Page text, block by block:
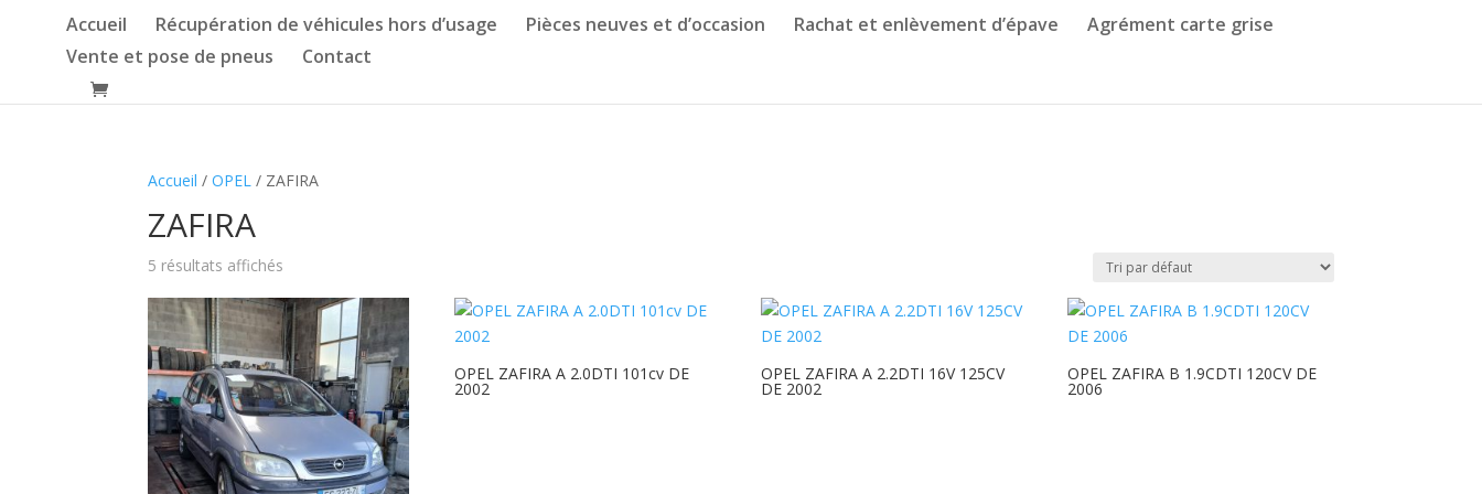
Accueil Récupération de véhicules hors d’usage Pièces neuves et d’occasion Rachat et enlèvement d’épave
Agrément carte grise
Vente et pose de pneus
Contact
Accueil /OPEL / ZAFIRA
ZAFIRA
5 résultats affichés
OPEL ZAFIRA A 2.0DTI 101cv DE
2002
OPEL ZAFIRA A 2.2DTI 16V 125CV
DE 2002
OPEL ZAFIRA B 1.9CDTI 120CV DE
2006